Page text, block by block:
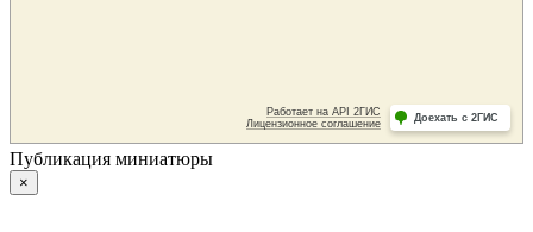
Публикация миниатюры
×